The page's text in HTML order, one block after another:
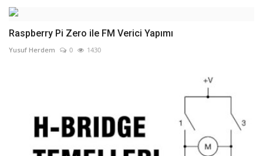
Raspberry Pi Zero ile FM Verici Yapımı
Yusuf Herdem 0 1430